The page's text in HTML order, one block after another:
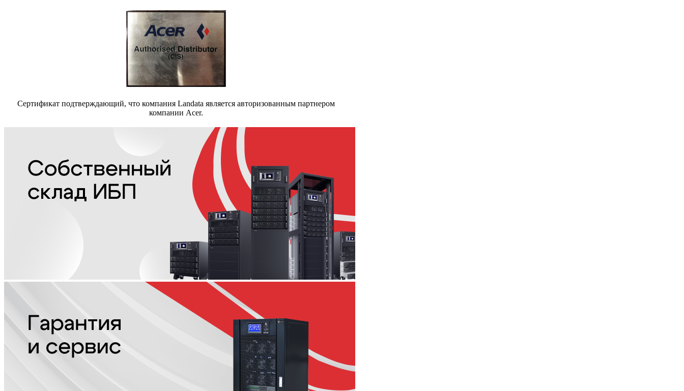
Cертификат подтверждающий, что компания Landata является авторизованным партнером
компании Acer.